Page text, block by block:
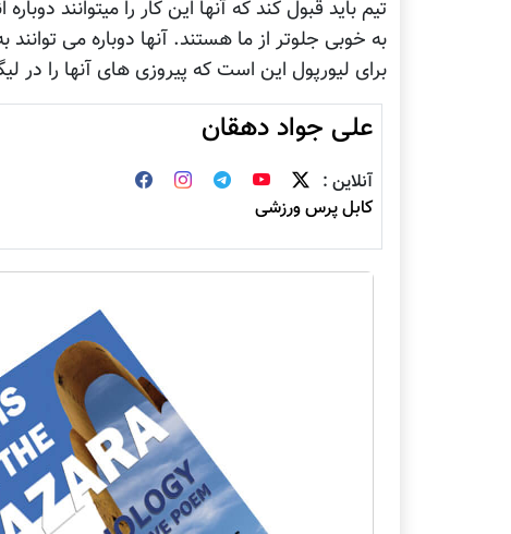
تیم باید قبول کند که آنها این کار را میتوانند
به خوبی جلوتر از ما هستند. آنها دوباره می
برای لیورپول این است که پیروزی های آنها را در
علی جواد دهقان
آنلاین :
کابل پرس ورزشی